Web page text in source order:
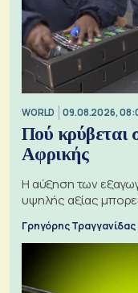
WORLD 09.08.2026,
Πού κρύβεται
Αφρικής
Η αύξηση των
υψηλής αξίας
Γρηγόρης Τραγγανίδας